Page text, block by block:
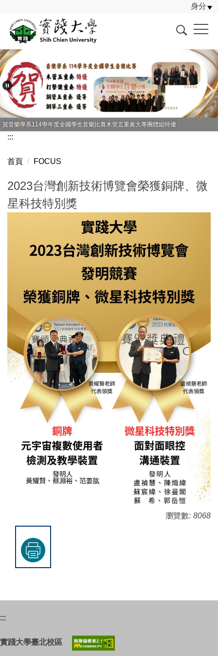
主
內
容
區
身分
賀音樂學系114學年度全國學生音樂比賽木管五重奏大專團體組特優
:::
首頁 FOCUS
2023台灣創新技術博覽會榮獲銅牌、微
星科技特別獎
瀏覽數: 8068
:::
實踐大學臺北校區